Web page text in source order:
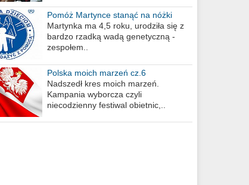
Pomóż Martynce stanąć na nóżki
Martynka ma 4,5 roku, urodziła się z
bardzo rzadką wadą genetyczną -
zespołem..
Polska moich marzeń cz.6
Nadszedł kres moich marzeń.
Kampania wyborcza czyli
niecodzienny festiwal obietnic,..